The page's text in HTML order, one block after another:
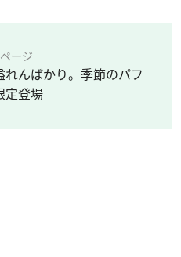
ージ
んばかり。季節のパフ
定登場